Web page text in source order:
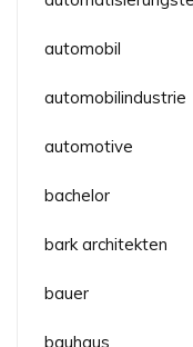
automobil
automobilindustrie
automotive
bachelor
bark architekten
bauer
bauhaus